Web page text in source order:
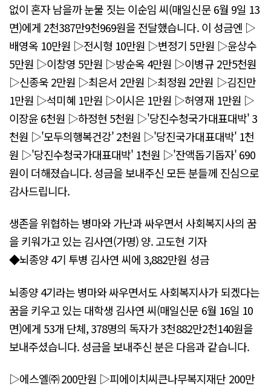
없이 혼자 남을까 눈물 짓는 이순임 씨(매일신문 6월 9일 13
면)에게 2천387만9천969원을 전달했습니다. 이 성금엔 ▷
배영옥 10만원 ▷전시형 10만원 ▷변정기 5만원 ▷윤상수
5만원 ▷이창영 5만원 ▷방순옥 4만원 ▷이병규 2만5천원
▷신종욱 2만원 ▷최은서 2만원 ▷최정원 2만원 ▷김진만
1만원 ▷석미혜 1만원 ▷이시은 1만원 ▷허영재 1만원 ▷
이장윤 6천원 ▷하정현 5천원 ▷'당진수청국가대표대박' 3
천원 ▷'모두의행복건강' 2천원 ▷'당진국가대표대박' 1천
원 ▷'당진수청국가대표대박' 1천원 ▷'잔액돕기돕자' 690
원이 더해졌습니다. 성금을 보내주신 모든 분들께 진심으로
감사드립니다.
생존을 위협하는 병마와 가난과 싸우면서 사회복지사의 꿈
을 키워가고 있는 김사연(가명) 양. 고도현 기자
◆뇌종양 4기 투병 김사연 씨에 3,882만원 성금
뇌종양 4기라는 병마와 싸우면서도 사회복지사가 되겠다는
꿈을 키우고 있는 대학생 김사연 씨(매일신문 6월 16일 10
면)에게 53개 단체, 378명의 독자가 3천882만2천140원을
보내주셨습니다. 성금을 보내주신 분은 다음과 같습니다.
▷에스엘㈜ 200만원 ▷피에이치씨큰나무복지재단 200만